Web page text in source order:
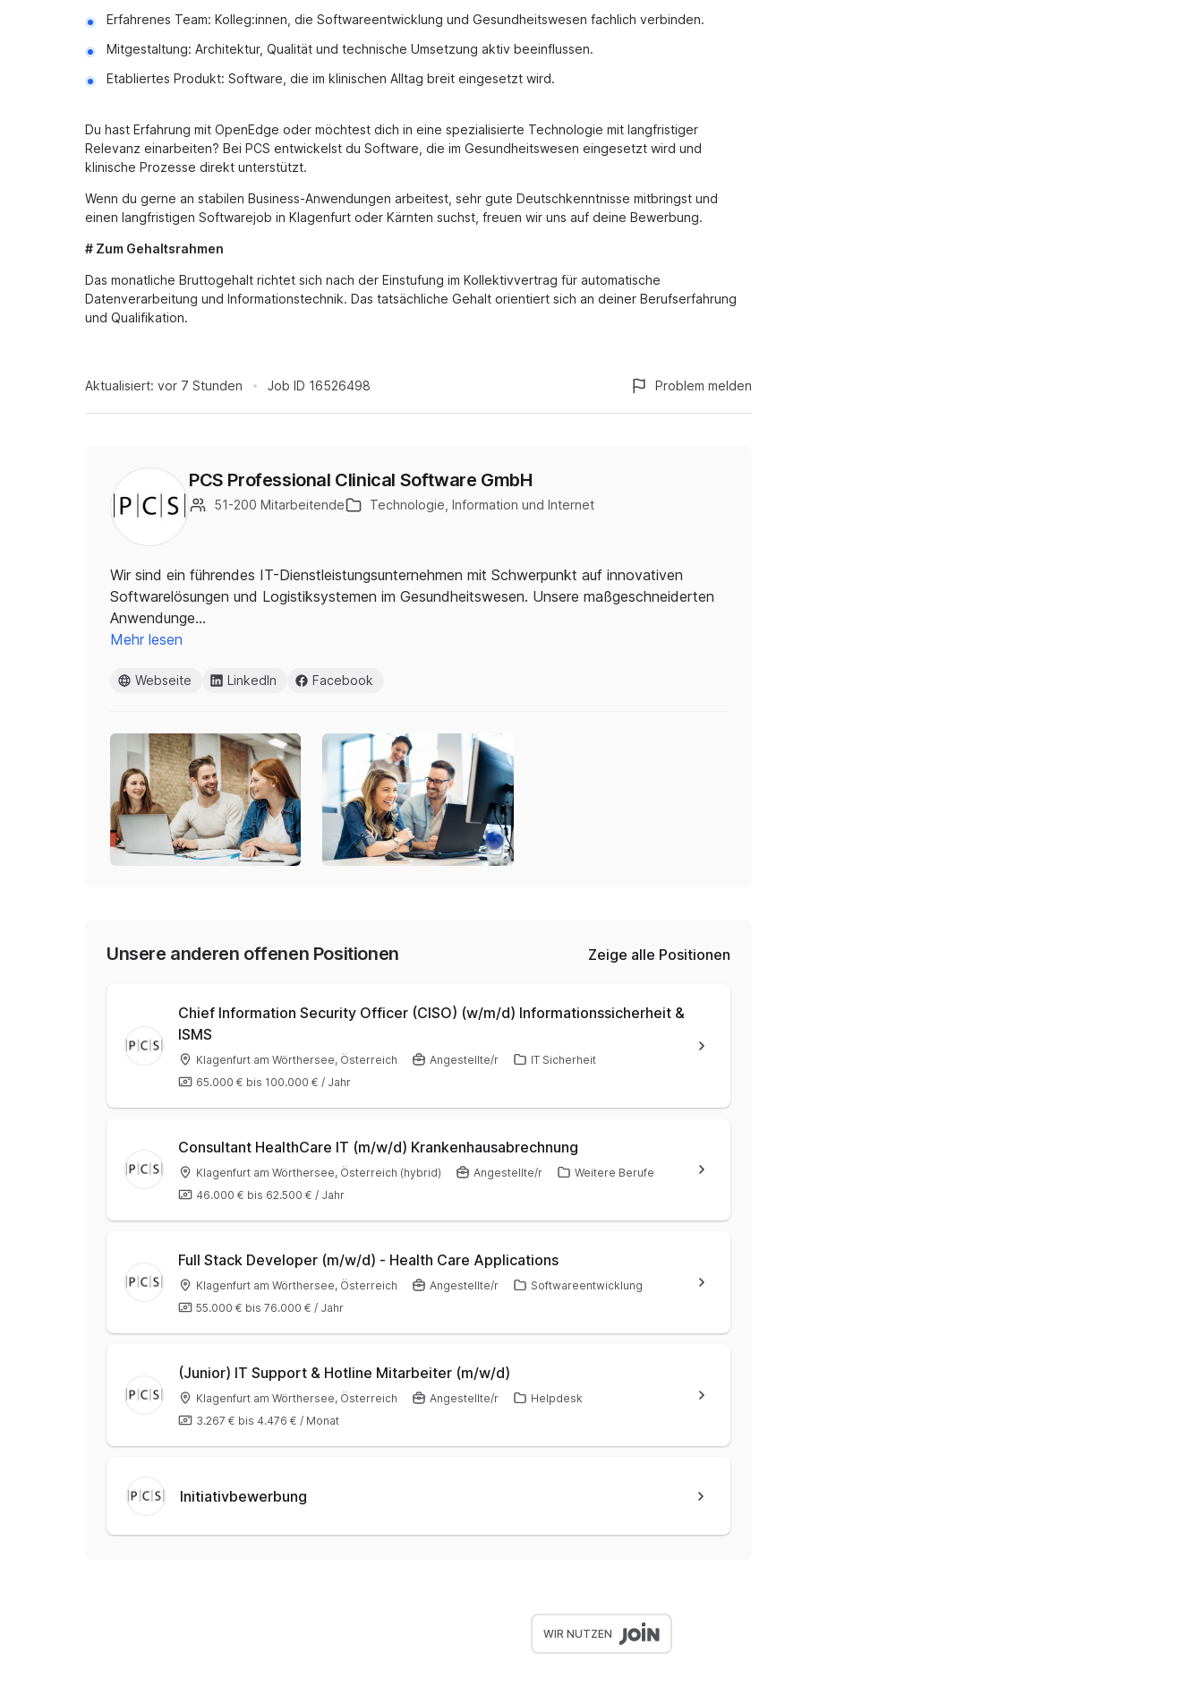
Erfahrenes Team: Kolleg:innen, die Softwareentwicklung und Gesundheitswesen fachlich verbinden.
Mitgestaltung: Architektur, Qualität und technische Umsetzung aktiv beeinflussen.
Etabliertes Produkt: Software, die im klinischen Alltag breit eingesetzt wird.
Du hast Erfahrung mit OpenEdge oder möchtest dich in eine spezialisierte Technologie mit langfristiger
Relevanz einarbeiten? Bei PCS entwickelst du Software, die im Gesundheitswesen eingesetzt wird und
klinische Prozesse direkt unterstützt.
Wenn du gerne an stabilen Business-Anwendungen arbeitest, sehr gute Deutschkenntnisse mitbringst und
einen langfristigen Softwarejob in Klagenfurt oder Kärnten suchst, freuen wir uns auf deine Bewerbung.
# Zum Gehaltsrahmen
Das monatliche Bruttogehalt richtet sich nach der Einstufung im Kollektivvertrag für automatische
Datenverarbeitung und Informationstechnik. Das tatsächliche Gehalt orientiert sich an deiner Berufserfahrung
und Qualifikation.
Aktualisiert: vor 7 Stunden Job ID 16526498 Problem melden
PCS Professional Clinical Software GmbH
51-200 Mitarbeitende Technologie, Information und Internet
Wir sind ein führendes IT-Dienstleistungsunternehmen mit Schwerpunkt auf innovativen
Softwarelösungen und Logistiksystemen im Gesundheitswesen. Unsere maßgeschneiderten
Anwendunge…
Mehr lesen
Webseite LinkedIn Facebook
Unsere anderen offenen Positionen Zeige alle Positionen
Chief Information Security Officer (CISO) (w/m/d) Informationssicherheit &
ISMS
Klagenfurt am Wörthersee, Österreich Angestellte/r
IT Sicherheit
65.000 € bis 100.000 € / Jahr
Consultant HealthCare IT (m/w/d) Krankenhausabrechnung
Klagenfurt am Wörthersee, Österreich (hybrid) Angestellte/r
Weitere Berufe
46.000 € bis 62.500 € / Jahr
Full Stack Developer (m/w/d) - Health Care Applications
Klagenfurt am Wörthersee, Österreich Angestellte/r
Softwareentwicklung
55.000 € bis 76.000 € / Jahr
(Junior) IT Support & Hotline Mitarbeiter (m/w/d)
Klagenfurt am Wörthersee, Österreich Angestellte/r
Helpdesk
3.267 € bis 4.476 € / Monat
Initiativbewerbung
WIR NUTZEN